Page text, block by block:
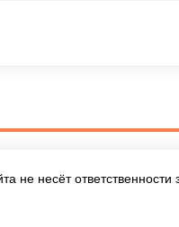
несёт ответственности